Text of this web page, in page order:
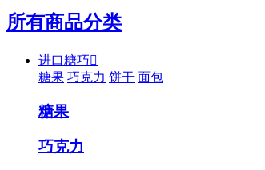
所有商品分类
进口糖巧
糖果 巧克力 饼干 面包
糖果
巧克力